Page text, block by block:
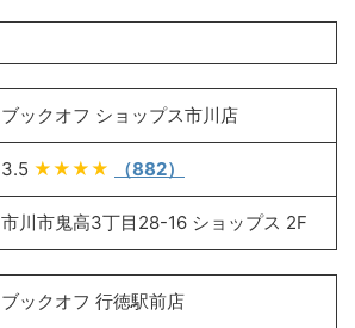
ブックオフ ショップス市川店
3.5 ★★★★ （882）
市川市鬼高3丁目28-16 ショップス 2F
ブックオフ 行徳駅前店